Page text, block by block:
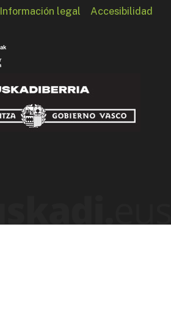
Información legal Accesibilidad